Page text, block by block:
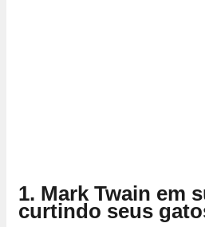
1. Mark Twain em
curtindo seus